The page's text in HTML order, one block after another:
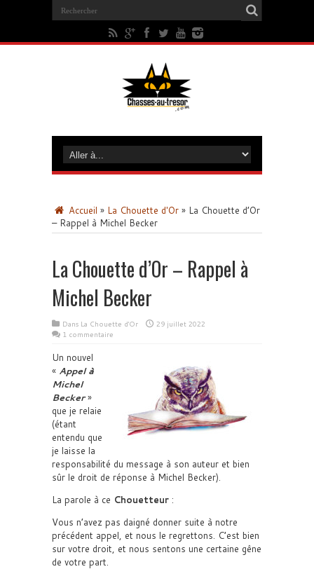
Accueil » La Chouette d'Or » La Chouette d’Or
– Rappel à Michel Becker
La Chouette d’Or – Rappel à
Michel Becker
Dans La Chouette d'Or
29 juillet 2022
1 commentaire
Un nouvel
« Appel à
Michel
Becker»
que je relaie
(étant
entendu que
je laisse la
responsabilité du message à son auteur et bien
sûr le droit de réponse à Michel Becker).
La parole à ce Chouetteur :
Vous n’avez pas daigné donner suite à notre
précédent appel, et nous le regrettons. C’est bien
sur votre droit, et nous sentons une certaine gêne
de votre part.